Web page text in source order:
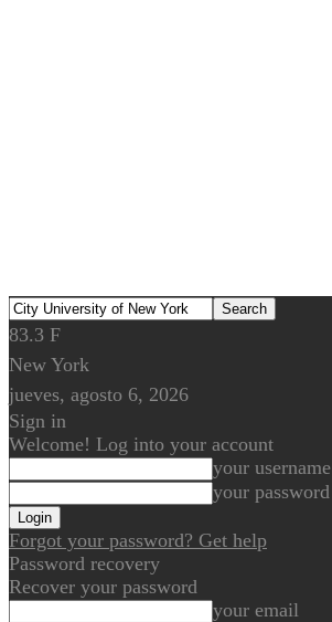
83.3 F
New York
jueves, agosto 6, 2026
Sign in
Welcome! Log into your account
your username
your password
Forgot your password? Get help
Password recovery
Recover your password
your email